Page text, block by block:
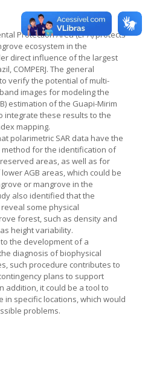
Protection Area (EPA) protects
ecosystem in the
direct influence of the largest
COMPERJ. The general
verify the potential of multi-
band images for modeling the
estimation of the Guapi-Mirim
integrate these results to the
mapping.
polarimetric SAR data have the
for the identification of
areas, as well as for
AGB areas, which could be
or mangrove in the
also identified that the
some physical
forest, such as density and
height variability.
the development of a
diagnosis of biophysical
such procedure contributes to
plans to support
addition, it could be a tool to
in specific locations, which would
problems.